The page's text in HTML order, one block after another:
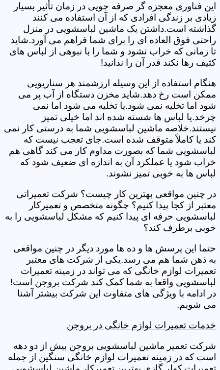
این فناوری معجزه گر صرفه جویی در زمان تأثیر بسیار
زیادی بر زندگی افرادی که از آن استفاده می کنند
گذاشته است.داشتن یک ماشین لباسشویی در منزل
راحتی فوق العاده ای را برای شما فراهم می آورد.شاید
تا زمانی که خراب نشود و شما را با نبوهی از لباس های
کثیف رها نکند قدر آن را ندانید!
هنگام استفاده از این وسیله ارزشمند هر سناریویی
ممکن است رخ دهد.شاید مخزن دستگاه از آب پر می
شود اما تخلیه نمی شود.یا تخلیه می شود اما نمی
چرخد.یا لباس ها شسته شده اند اما خیلی تمیز
نیستند.خلاصه ماشین لباسشویی شما به درستی کار نمی
کند یا کاملاً متوقف شده است.جای تعجب نیست که
لباسشویی شما که بصورت مداوم کار می کند گاهی هم
خراب شود یا عملکرد آن به اندازه ای ضعیف شود که
لباس ها به خوبی تمیز نشوند.
در چنین مواقعی بهترین کار چیست؟ شرکت تعمیراتی
معتبر از کجا پیدا کنیم؟ چگونه متخصص و تعمیرکار
لباسشویی حرفه ای پیدا کنیم که مشکل لباسشویی را به
خوبی برطرف کند؟
حتما این پرسش ها و ده ها مورد دیگر در چنین مواقعی
به ذهن شما هم می رسد.یکی از شرکت های معتبر
تعمیرات لوازم خانگی که می تواند در زمینه تعمیرات
لباسشویی واقعا به شما کمک کند شرکت بروجن است!
در ادامه با ویژگی های متفاوت این شرکت بیشتر آشنا
می شویم.
خدمات تعمیرات لوازم خانگی در بروجن
شرکت تعمیر ماشین لباسشویی بروجن بیش از دو دهه
است که در زمینه تعمیرات لوازم خانگی سنگین از جمله